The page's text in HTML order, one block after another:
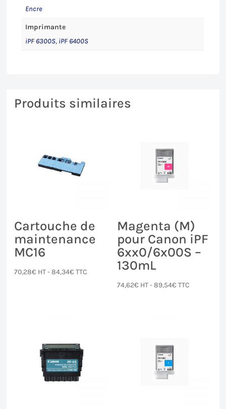
Encre
Imprimante
iPF 6300S, iPF 6400S
Produits similaires
Cartouche de
maintenance
MC16
70,28€ HT -84,34€ TTC
Magenta (M)
pour Canon iPF
6xx0/6x00S –
130mL
74,62€ HT -89,54€ TTC